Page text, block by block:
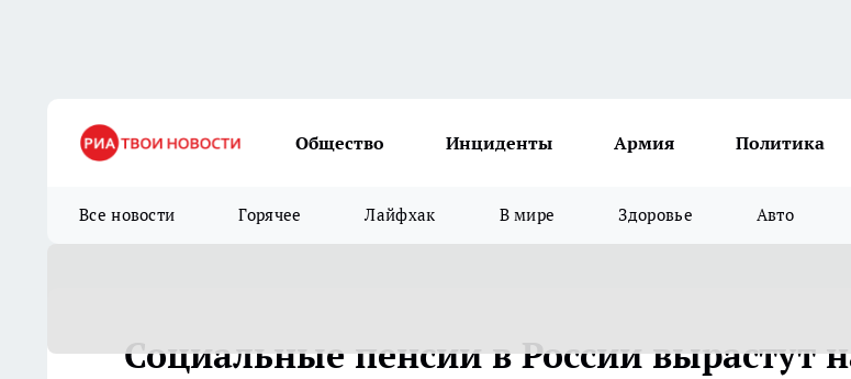
Общество Инциденты Армия Политика
Все новости Горячее Лайфхак В мире Здоровье Авто
Социальные пенсии в России вырастут